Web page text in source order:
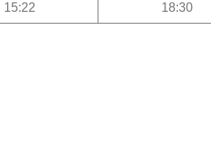
15:22 18:30